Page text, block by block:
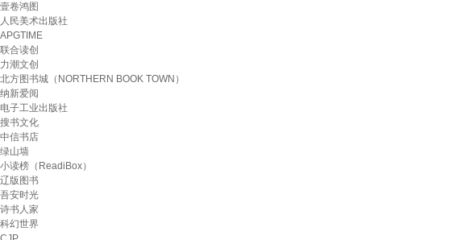
壹卷鸿图
人民美术出版社
APGTIME
联合读创
力潮文创
北方图书城（NORTHERN BOOK TOWN）
纳新爱阅
电子工业出版社
搜书文化
中信书店
绿山墙
小读榜（ReadiBox）
辽版图书
吾安时光
诗书人家
科幻世界